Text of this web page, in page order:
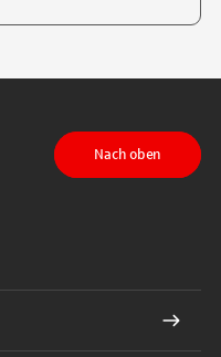
auf LinkedIn
Nach oben